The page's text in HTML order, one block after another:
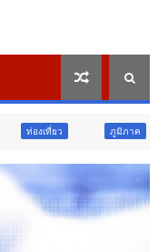
ภูมิภาค สังคม